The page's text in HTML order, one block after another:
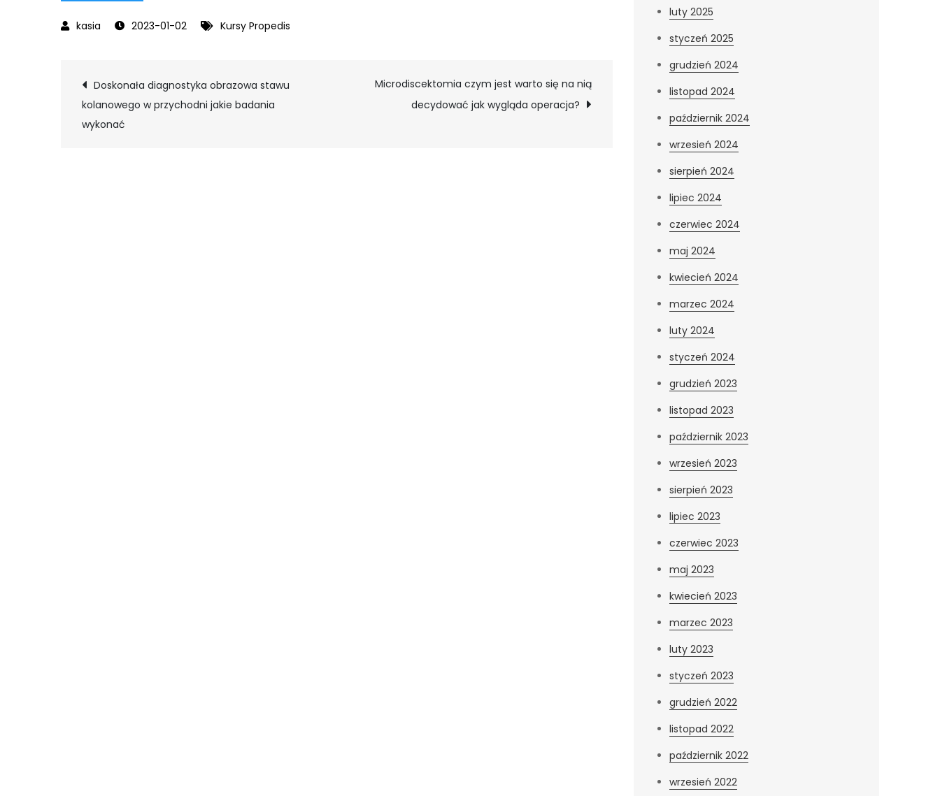
2023-01-02 Kursy Propedis
Nawigacja
wpisu
Doskonała diagnostyka obrazowa stawu
kolanowego w przychodni jakie badania
wykonać
Microdiscektomia czym jest warto się na nią
decydować jak wygląda operacja?
luty 2025
styczeń 2025
grudzień 2024
listopad 2024
październik 2024
wrzesień 2024
sierpień 2024
lipiec 2024
czerwiec 2024
maj 2024
kwiecień 2024
marzec 2024
luty 2024
styczeń 2024
grudzień 2023
listopad 2023
październik 2023
wrzesień 2023
sierpień 2023
lipiec 2023
czerwiec 2023
maj 2023
kwiecień 2023
marzec 2023
luty 2023
styczeń 2023
grudzień 2022
listopad 2022
październik 2022
wrzesień 2022